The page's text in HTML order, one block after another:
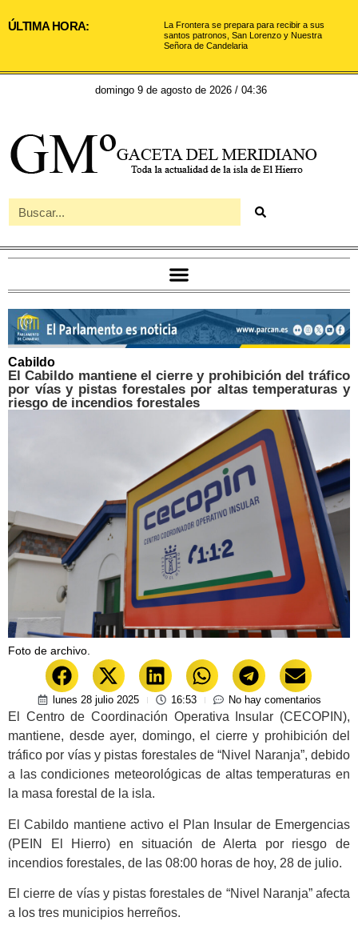
ÚLTIMA HORA:
La Frontera se prepara para recibir a sus
santos patronos, San Lorenzo y Nuestra
Señora de Candelaria
domingo 9 de agosto de 2026 / 04:36
Cabildo
El Cabildo mantiene el cierre y prohibición del tráfico
por vías y pistas forestales por altas temperaturas y
riesgo de incendios forestales
Foto de archivo.
lunes 28 julio 2025 16:53 No hay comentarios
El Centro de Coordinación Operativa Insular (CECOPIN),
mantiene, desde ayer, domingo, el cierre y prohibición del
tráfico por vías y pistas forestales de “Nivel Naranja”, debido
a las condiciones meteorológicas de altas temperaturas en
la masa forestal de la isla.
El Cabildo mantiene activo el Plan Insular de Emergencias
(PEIN El Hierro) en situación de Alerta por riesgo de
incendios forestales, de las 08:00 horas de hoy, 28 de julio.
El cierre de vías y pistas forestales de “Nivel Naranja” afecta
a los tres municipios herreños.